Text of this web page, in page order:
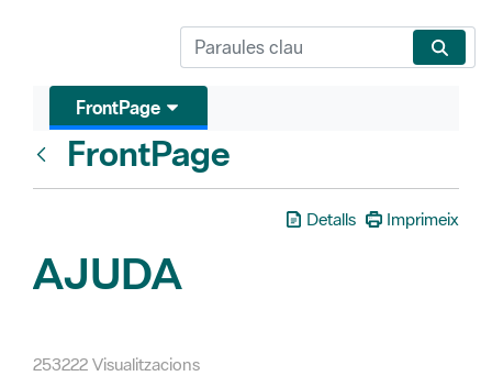
FrontPage
FrontPage
Detalls Imprimeix
AJUDA
253222 Visualitzacions